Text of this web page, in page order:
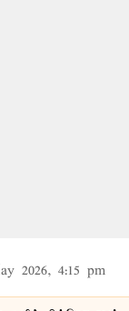
2026, 4:15 pm